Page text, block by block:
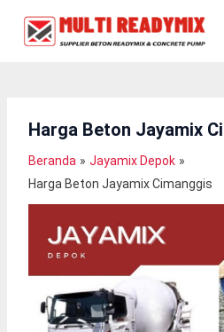
Harga Beton Jayamix
Beranda
Jayamix Depok
Harga Beton Jayamix Cimanggis